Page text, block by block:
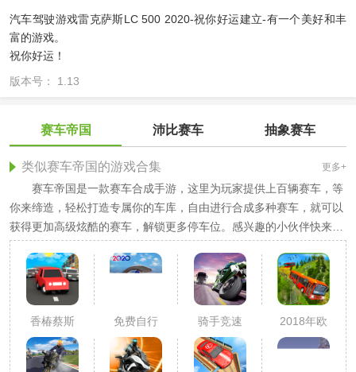
汽车驾驶游戏雷克萨斯LC 500 2020-祝你好运建立-有一个美好和丰
富的游戏。
祝你好运！
版本号： 1.13
赛车帝国 沛比赛车 抽象赛车
类似赛车帝国的游戏合集 更多+
赛车帝国是一款赛车合成手游，这里为玩家提供上百辆赛车，等
你来缔造，轻松打造专属你的车库，自由进行合成多种赛车，就可以
获得更加高级炫酷的赛车，解锁更多停车位。感兴趣的小伙伴快来试
试吧！
香椿蔡斯
免费自行
车特
技-2020年
最佳特技
骑手竞速
2018年欧
洲货币基
金组织